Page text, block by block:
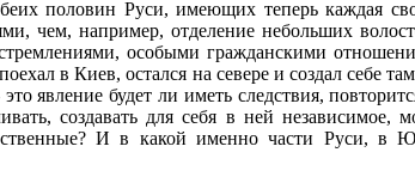
половин Руси, имеющих теперь каждая
чем, например, отделение небольших
особыми гражданскими
в Киев, остался на севере и создал себе
явление будет ли иметь следствия,
создавать для себя в ней
И в какой именно части Руси, в